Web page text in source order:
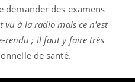
demander des examens
vu à la radio mais ce n'est
rendu ; il faut y faire très
de santé.